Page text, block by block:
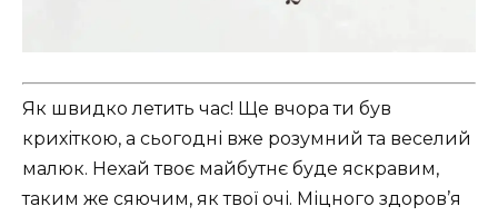
Як швидко летить час! Ще вчора ти був
крихіткою, а сьогодні вже розумний та веселий
малюк. Нехай твоє майбутнє буде яскравим,
таким же сяючим, як твої очі. Міцного здоров’я